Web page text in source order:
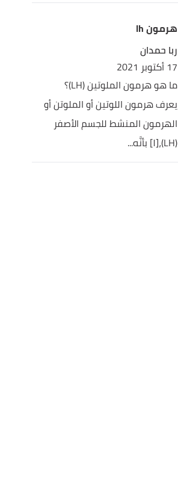
هرمون lh
ربا حمدان
17 أكتوبر 2021
ما هو هرمون الملوتين (LH)؟
يعرف هرمون اللوتين أو الملوتن أو
الهرمون المنشط للجسم الأصفر
(LH)،[١] بأنَّه...